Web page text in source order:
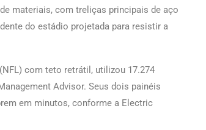
materiais, com treliças principais de aço
do estádio projetada para resistir a
com teto retrátil, utilizou 17.274
Advisor. Seus dois painéis
em minutos, conforme a Electric